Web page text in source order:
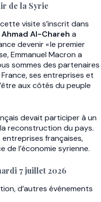
de la Syrie
visite s’inscrit dans
Ahmad Al-Chareh a
devenir « le premier
Emmanuel Macron a
sommes des partenaires
ses entreprises et
aux côtés du peuple
devait participer à un
reconstruction du pays.
françaises,
de l’économie syrienne.
7 juillet 2026
d’autres événements